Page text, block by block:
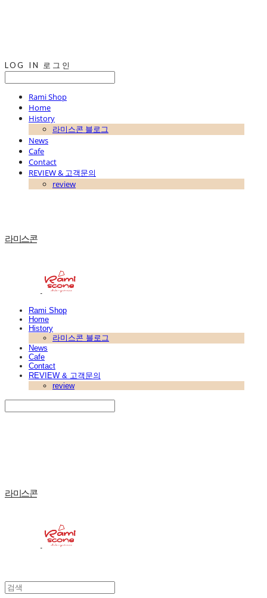
LOG IN 로그인
Rami Shop
Home
History
라미스콘 블로그
News
Cafe
Contact
REVIEW & 고객문의
review
라미스콘
Rami Shop
Home
History
라미스콘 블로그
News
Cafe
Contact
REVIEW & 고객문의
review
라미스콘